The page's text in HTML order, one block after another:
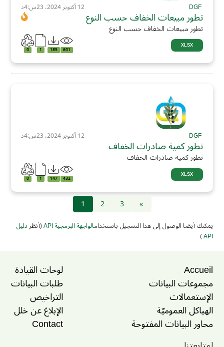
DGF 12 أكتوبر 2024، 23س:4د
تطور مبيعات الخفاف حسب النوع
تطور مبيعات الخفاف حسب النوع
XLSX
601
185
1
0
DGF 12 أكتوبر 2024، 23س:4د
تطور كمية صادرات الخفاف
تطور كمية صادرات الخفاف
XLSX
432
147
1
0
1 2 3 »
يمكنك أيضا الوصول إلى هذا التسجيل باستخدامالواجهة البرمجية API (أنظردليل
API
)
Accueil
مجموعات البيانات
الإستعمالات
الهياكل العموميّة
محاور البيانات المفتوحة
لوحات القيادة
طلبات البيانات
التراخيص
الإبلاغ عن خلل
Contact